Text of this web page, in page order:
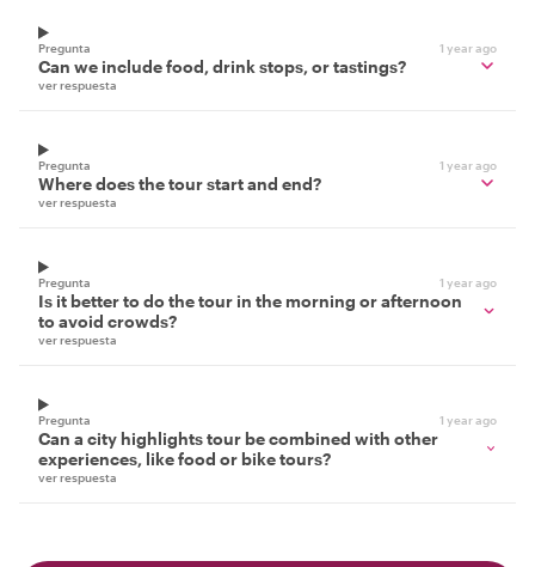
Pregunta 1 year ago
Can we include food, drink stops, or tastings?
ver respuesta
Pregunta 1 year ago
Where does the tour start and end?
ver respuesta
Pregunta 1 year ago
Is it better to do the tour in the morning or afternoon
to avoid crowds?
ver respuesta
Pregunta 1 year ago
Can a city highlights tour be combined with other
experiences, like food or bike tours?
ver respuesta